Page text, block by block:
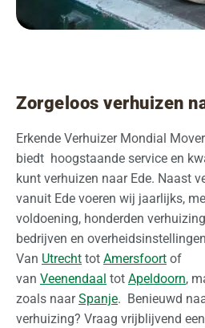
Zorgeloos verhuizen
Erkende Verhuizer Mondial
biedt hoogstaande service en
kunt verhuizen naar Ede. Naast
vanuit Ede voeren wij jaarlijks,
voldoening, honderden
bedrijven en
Van Utrecht tot Amersfoort of
van Veenendaal tot Apeldoorn,
zoals naarSpanje. Benieuwd
verhuizing? Vraag vrijblijvend